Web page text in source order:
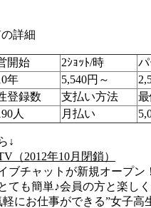
詳細
開始 2ｼｮｯﾄ/時
年 5,540円～
登録数 支払い方法
人 月払い
↓
（2012年10月閉鎖）
ブチャットが新規オープン
ても簡単♪会員の方と楽し
にお仕事ができる”女子高